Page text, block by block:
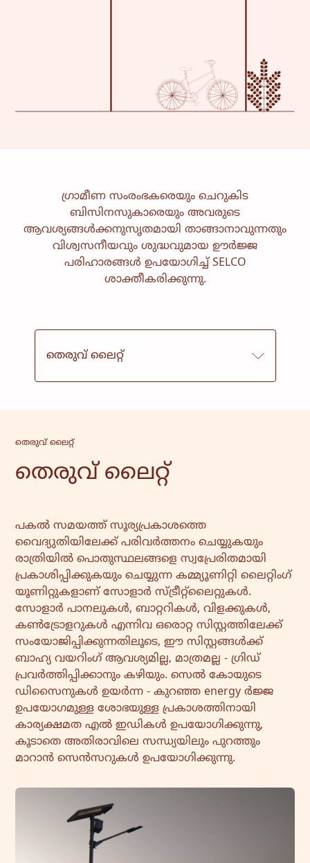
ആരോഗ്യ സംരക്ഷണം
സാംസ്കാരിക
സേവനങ്ങൾ
സമാലോചന സേവനവും മാനേജ്മെൻ്റും
ഗ്രാമീണ സംരംഭകരെയും ചെറുകിട
ബിസിനസുകാരെയും അവരുടെ
ആവശ്യങ്ങൾക്കനുസൃതമായി താങ്ങാനാവുന്നതും
വിശ്വസനീയവും ശുദ്ധവുമായ ഊർജ്ജ
പരിഹാരങ്ങൾ ഉപയോഗിച്ച് SELCO
ശാക്തീകരിക്കുന്നു.
തെരുവ് ലൈറ്റ്
തെരുവ് ലൈറ്റ്
തെരുവ് ലൈറ്റ്
പകൽ സമയത്ത് സൂര്യപ്രകാശത്തെ
വൈദ്യുതിയിലേക്ക് പരിവർത്തനം ചെയ്യുകയും
രാത്രിയിൽ പൊതുസ്ഥലങ്ങളെ സ്വപ്രേരിതമായി
പ്രകാശിപ്പിക്കുകയും ചെയ്യുന്ന കമ്മ്യൂണിറ്റി ലൈറ്റിംഗ്
യൂണിറ്റുകളാണ് സോളാർ സ്ട്രീറ്റ്ലൈറ്റുകൾ.
സോളാർ പാനലുകൾ, ബാറ്ററികൾ, വിളക്കുകൾ,
കൺട്രോളറുകൾ എന്നിവ ഒരൊറ്റ സിസ്റ്റത്തിലേക്ക്
സംയോജിപ്പിക്കുന്നതിലൂടെ, ഈ സിസ്റ്റങ്ങൾക്ക്
ബാഹ്യ വയറിംഗ് ആവശ്യമില്ല, മാത്രമല്ല ‑ ഗ്രിഡ്
പ്രവർത്തിപ്പിക്കാനും കഴിയും. സെൽ കോയുടെ
ഡിസൈനുകൾ ഉയർന്ന ‑ കുറഞ്ഞ energy ർജ്ജ
ഉപയോഗമുള്ള ശോഭയുള്ള പ്രകാശത്തിനായി
കാര്യക്ഷമത എൽ ഇഡികൾ ഉപയോഗിക്കുന്നു,
കൂടാതെ അതിരാവിലെ സന്ധ്യയിലും പുറത്തും
മാറാൻ സെൻസറുകൾ ഉപയോഗിക്കുന്നു.